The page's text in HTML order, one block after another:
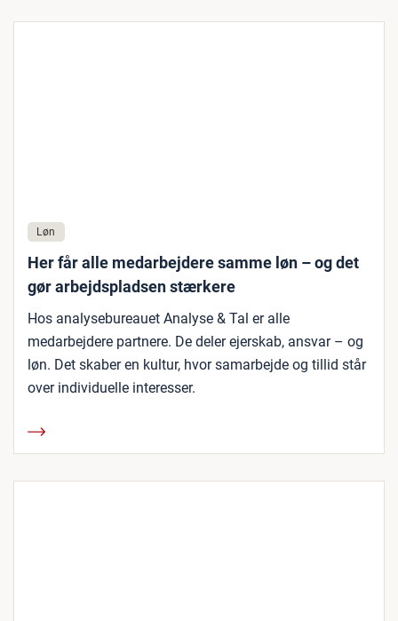
Løn
Her får alle medarbejdere samme løn – og det
gør arbejdspladsen stærkere
Hos analysebureauet Analyse & Tal er alle
medarbejdere partnere. De deler ejerskab, ansvar – og
løn. Det skaber en kultur, hvor samarbejde og tillid står
over individuelle interesser.